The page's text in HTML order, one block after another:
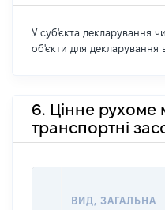
У суб'єкта декларування чи
об'єкти для декларування
6. Цінне рухоме
транспортні
ВИД, ЗАГАЛЬНА